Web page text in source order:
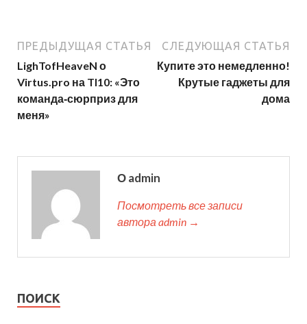
ПРЕДЫДУЩАЯ СТАТЬЯ
LighTofHeaveN о
Virtus.pro на TI10: «Это
команда‑сюрприз для
меня»
СЛЕДУЮЩАЯ СТАТЬЯ
Купите это немедленно!
Крутые гаджеты для
дома
О admin
Посмотреть все записи
автора admin →
ПОИСК